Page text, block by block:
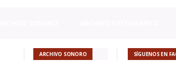
ARCHIVO SONORO SÍGUENOS EN